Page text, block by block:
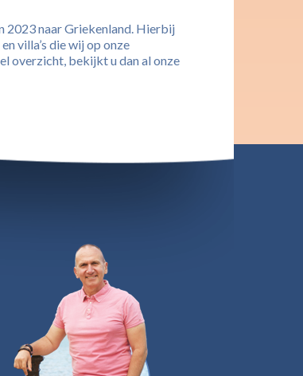
2023 naar Griekenland. Hierbij
villa’s die wij op onze
overzicht, bekijkt u dan al onze